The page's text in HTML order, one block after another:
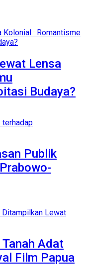
Lensa
Budaya?
Publik
Adat
Film Papua